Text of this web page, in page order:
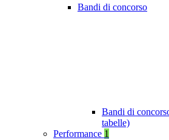
Bandi di concorso
Bandi di
tabelle)
Performance 1